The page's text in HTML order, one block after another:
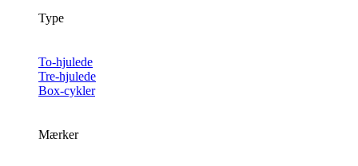
Type
To-hjulede
Tre-hjulede
Box-cykler
Mærker